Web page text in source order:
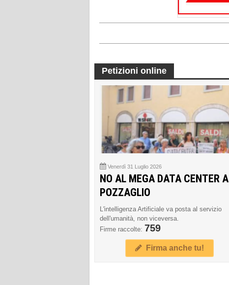
Petizioni online
Venerdì 31 Luglio 2026
NO AL MEGA DATA CENTER A
POZZAGLIO
L'intelligenza Artificiale va posta al servizio
dell'umanità, non viceversa.
Firme raccolte: 759
Firma anche tu!